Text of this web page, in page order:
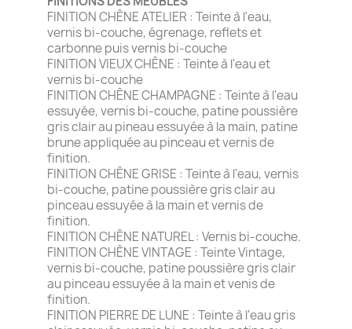
FINITION CHÊNE ATELIER : Teinte à l'eau,
vernis bi-couche, égrenage, reflets et
carbonne puis vernis bi-couche
FINITION VIEUX CHÊNE : Teinte à l'eau et
vernis bi-couche
FINITION CHÊNE CHAMPAGNE : Teinte à l'eau
essuyée, vernis bi-couche, patine poussière
gris clair au pineau essuyée à la main, patine
brune appliquée au pinceau et vernis de
finition.
FINITION CHÊNE GRISE : Teinte à l'eau, vernis
bi-couche, patine poussière gris clair au
pinceau essuyée à la main et vernis de
finition.
FINITION CHÊNE NATUREL : Vernis bi-couche.
FINITION CHÊNE VINTAGE : Teinte Vintage,
vernis bi-couche, patine poussière gris clair
au pinceau essuyée à la main et venis de
finition.
FINITION PIERRE DE LUNE : Teinte à l'eau gris